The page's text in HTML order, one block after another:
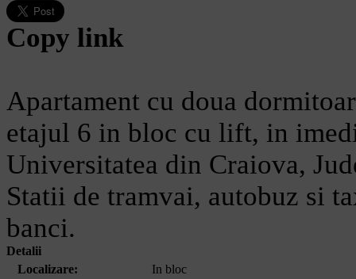
Copy link
Apartament cu doua
etajul 6 in bloc cu lift, in
Universitatea din Craiova,
Statii de tramvai, autobuz si
banci.
Detalii
Localizare:
In bloc